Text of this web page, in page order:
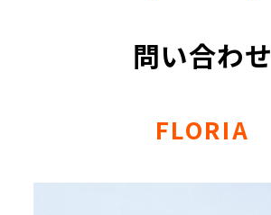
問い合わせ
FLORIA